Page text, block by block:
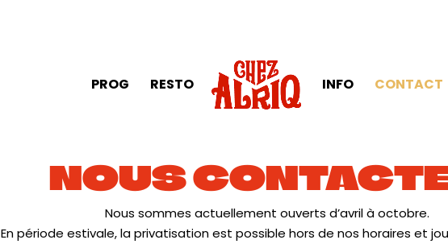
PROG RESTO INFO CONTACT
NOUS
Nous sommes actuellement ouverts d’avril à octobre.
En période estivale, la privatisation est possible hors de nos horaires et